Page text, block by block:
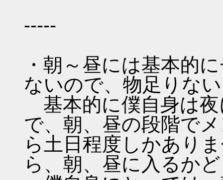
-----
・朝～昼には基本的
ないので、物足りな
基本的に僕自身は
で、朝、昼の段階で
ら土日程度しかあり
ら、朝、昼に入るか